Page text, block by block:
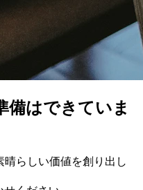
備はできていま
らしい価値を創り出し